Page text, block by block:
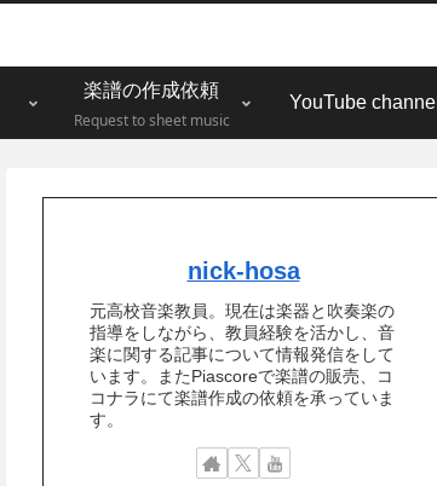
楽譜の作成依頼
Request to sheet music
YouTube channel
nick-hosa
元高校音楽教員。現在は楽器と吹奏楽の
指導をしながら、教員経験を活かし、音
楽に関する記事について情報発信をして
います。またPiascoreで楽譜の販売、コ
コナラにて楽譜作成の依頼を承っていま
す。